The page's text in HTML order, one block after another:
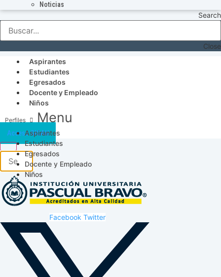
Noticias
Search
Close
Aspirantes
Estudiantes
Egresados
Docente y Empleado
Niños
Menu
Aspirantes
Estudiantes
Egresados
Docente y Empleado
Niños
Acceso SICAU
Facebook Twitter